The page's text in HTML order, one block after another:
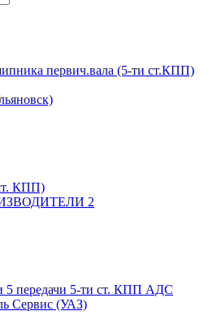
первич.вала (5-ти ст.КПП)
КПП)
2
5 передачи 5-ти ст. КПП АДС
Сервис (УАЗ)